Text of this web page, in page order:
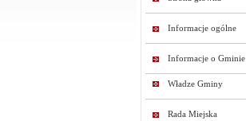
Informacje ogólne
Informacje o Gminie
Władze Gminy
Rada Miejska